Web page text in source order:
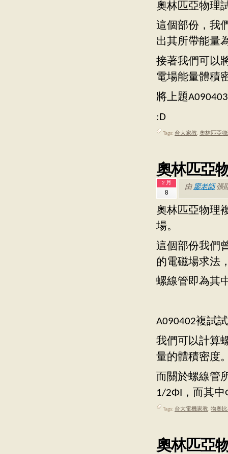
奧林匹亞物理
這個部份，我
出其所帶能量
接著我們可以
電場能量體積
將上題
:D
Tags: 台大家教, 奧林匹亞
奧林匹亞
2 月
8
由廖老師張
奧林匹亞物理
場。
這個部份我們
的電磁場求法
螺線管即為其
A090402複試
我們可以計算
量的體積密度
而關於螺線管
1/2ΦI，而其中
Tags: 台大電機家教, 物奧
奧林匹亞